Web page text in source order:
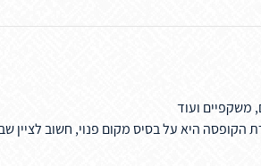
משקפיים ועוד
הקופסה היא על בסיס מקום פנוי, חשוב